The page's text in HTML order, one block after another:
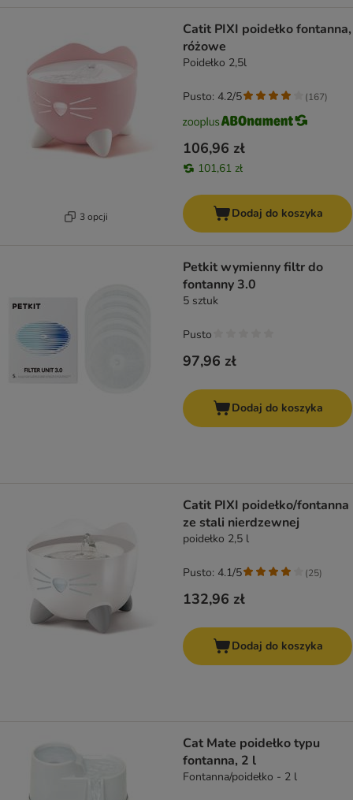
3 opcji
Catit PIXI poidełko fontanna,
różowe
Poidełko 2,5l
106,96 zł
101,61 zł
Pusto: 4.2/5 (167)
Dodaj do koszyka
Petkit wymienny filtr do
fontanny 3.0
5 sztuk
97,96 zł
Pusto
Dodaj do koszyka
Catit PIXI poidełko/fontanna
ze stali nierdzewnej
poidełko 2,5 l
132,96 zł
Pusto: 4.1/5 (25)
Dodaj do koszyka
Cat Mate poidełko typu
fontanna, 2 l
Fontanna/poidełko - 2 l